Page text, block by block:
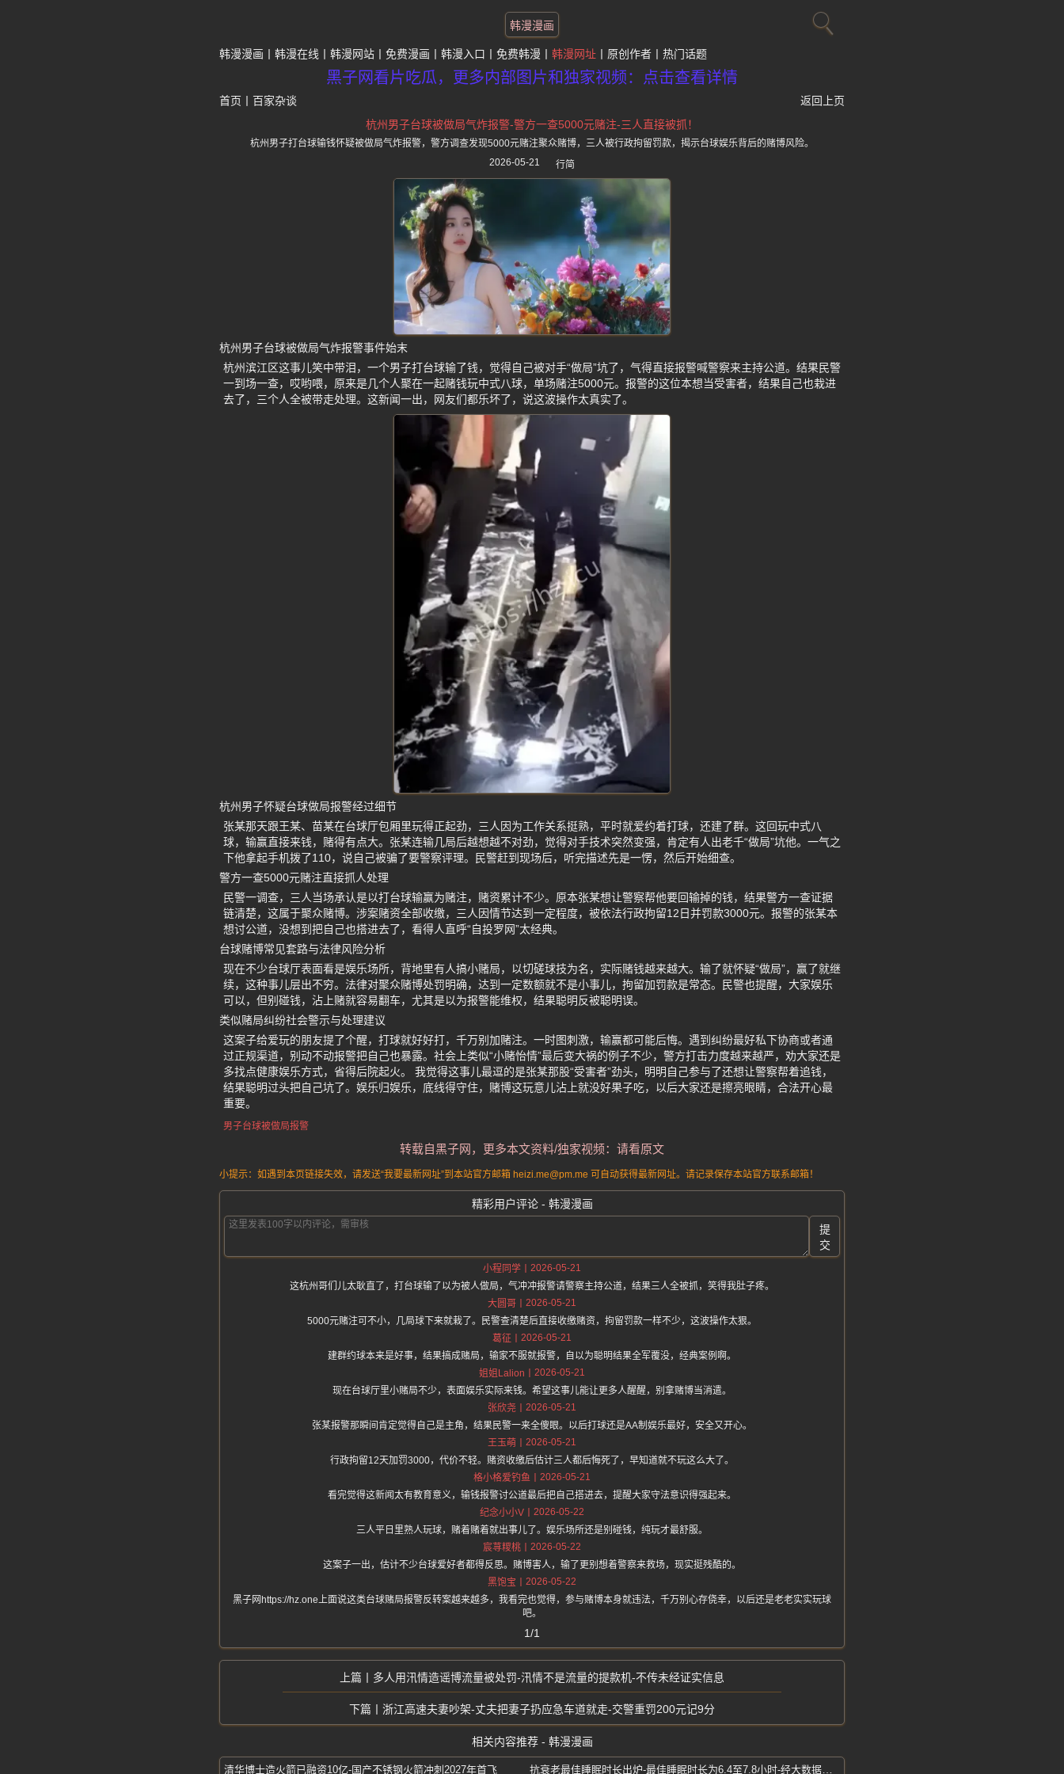
韩漫漫画
韩漫漫画 韩漫在线 韩漫网站 免费漫画 韩漫入口 免费韩漫 韩漫网址 原创作者 热门话题
黑子网看片吃瓜，更多内部图片和独家视频：点击查看详情
首页 百家杂谈
返回上页
杭州男子台球被做局气炸报警-警方一查5000元赌注-三人直接被抓！
杭州男子打台球输钱怀疑被做局气炸报警，警方调查发现5000元赌注聚众赌博，三人被行政拘留罚款，揭示台球娱乐背后的赌博风险。
2026-05-21
行简
杭州男子台球被做局气炸报警事件始末
杭州滨江区这事儿笑中带泪，一个男子打台球输了钱，觉得自己被对手“做局”坑了，气得直接报警喊警察来主持公道。结果民警
一到场一查，哎哟喂，原来是几个人聚在一起赌钱玩中式八球，单场赌注5000元。报警的这位本想当受害者，结果自己也栽进
去了，三个人全被带走处理。这新闻一出，网友们都乐坏了，说这波操作太真实了。
杭州男子怀疑台球做局报警经过细节
张某那天跟王某、苗某在台球厅包厢里玩得正起劲，三人因为工作关系挺熟，平时就爱约着打球，还建了群。这回玩中式八
球，输赢直接来钱，赌得有点大。张某连输几局后越想越不对劲，觉得对手技术突然变强，肯定有人出老千“做局”坑他。一气之
下他拿起手机拨了110，说自己被骗了要警察评理。民警赶到现场后，听完描述先是一愣，然后开始细查。
警方一查5000元赌注直接抓人处理
民警一调查，三人当场承认是以打台球输赢为赌注，赌资累计不少。原本张某想让警察帮他要回输掉的钱，结果警方一查证据
链清楚，这属于聚众赌博。涉案赌资全部收缴，三人因情节达到一定程度，被依法行政拘留12日并罚款3000元。报警的张某本
想讨公道，没想到把自己也搭进去了，看得人直呼“自投罗网”太经典。
台球赌博常见套路与法律风险分析
现在不少台球厅表面看是娱乐场所，背地里有人搞小赌局，以切磋球技为名，实际赌钱越来越大。输了就怀疑“做局”，赢了就继
续，这种事儿层出不穷。法律对聚众赌博处罚明确，达到一定数额就不是小事儿，拘留加罚款是常态。民警也提醒，大家娱乐
可以，但别碰钱，沾上赌就容易翻车，尤其是以为报警能维权，结果聪明反被聪明误。
类似赌局纠纷社会警示与处理建议
这案子给爱玩的朋友提了个醒，打球就好好打，千万别加赌注。一时图刺激，输赢都可能后悔。遇到纠纷最好私下协商或者通
过正规渠道，别动不动报警把自己也暴露。社会上类似“小赌怡情”最后变大祸的例子不少，警方打击力度越来越严，劝大家还是
多找点健康娱乐方式，省得后院起火。 我觉得这事儿最逗的是张某那股“受害者”劲头，明明自己参与了还想让警察帮着追钱，
结果聪明过头把自己坑了。娱乐归娱乐，底线得守住，赌博这玩意儿沾上就没好果子吃，以后大家还是擦亮眼睛，合法开心最
重要。
男子台球被做局报警
转载自黑子网，更多本文资料/独家视频：请看原文
小提示：如遇到本页链接失效，请发送“我要最新网址”到本站官方邮箱 heizi.me@pm.me 可自动获得最新网址。请记录保存本站官方联系邮箱！
精彩用户评论 - 韩漫漫画
提
交
小程同学
2026-05-21
这杭州哥们儿太耿直了，打台球输了以为被人做局，气冲冲报警请警察主持公道，结果三人全被抓，笑得我肚子疼。
大圆哥
2026-05-21
5000元赌注可不小，几局球下来就栽了。民警查清楚后直接收缴赌资，拘留罚款一样不少，这波操作太狠。
葛征
2026-05-21
建群约球本来是好事，结果搞成赌局，输家不服就报警，自以为聪明结果全军覆没，经典案例啊。
姐姐Lalion
2026-05-21
现在台球厅里小赌局不少，表面娱乐实际来钱。希望这事儿能让更多人醒醒，别拿赌博当消遣。
张欣尧
2026-05-21
张某报警那瞬间肯定觉得自己是主角，结果民警一来全傻眼。以后打球还是AA制娱乐最好，安全又开心。
王玉萌
2026-05-21
行政拘留12天加罚3000，代价不轻。赌资收缴后估计三人都后悔死了，早知道就不玩这么大了。
格小格爱钓鱼
2026-05-21
看完觉得这新闻太有教育意义，输钱报警讨公道最后把自己搭进去，提醒大家守法意识得强起来。
纪念小小V
2026-05-22
三人平日里熟人玩球，赌着赌着就出事儿了。娱乐场所还是别碰钱，纯玩才最舒服。
宸荨糭桃
2026-05-22
这案子一出，估计不少台球爱好者都得反思。赌博害人，输了更别想着警察来救场，现实挺残酷的。
黑饱宝
2026-05-22
黑子网https://hz.one上面说这类台球赌局报警反转案越来越多，我看完也觉得，参与赌博本身就违法，千万别心存侥幸，以后还是老老实实玩球
吧。
1/1
多人用汛情造谣博流量被处罚-汛情不是流量的提款机-不传未经证实信息
浙江高速夫妻吵架-丈夫把妻子扔应急车道就走-交警重罚200元记9分
相关内容推荐 - 韩漫漫画
清华博士造火箭已融资10亿-国产不锈钢火箭冲刺2027年首飞